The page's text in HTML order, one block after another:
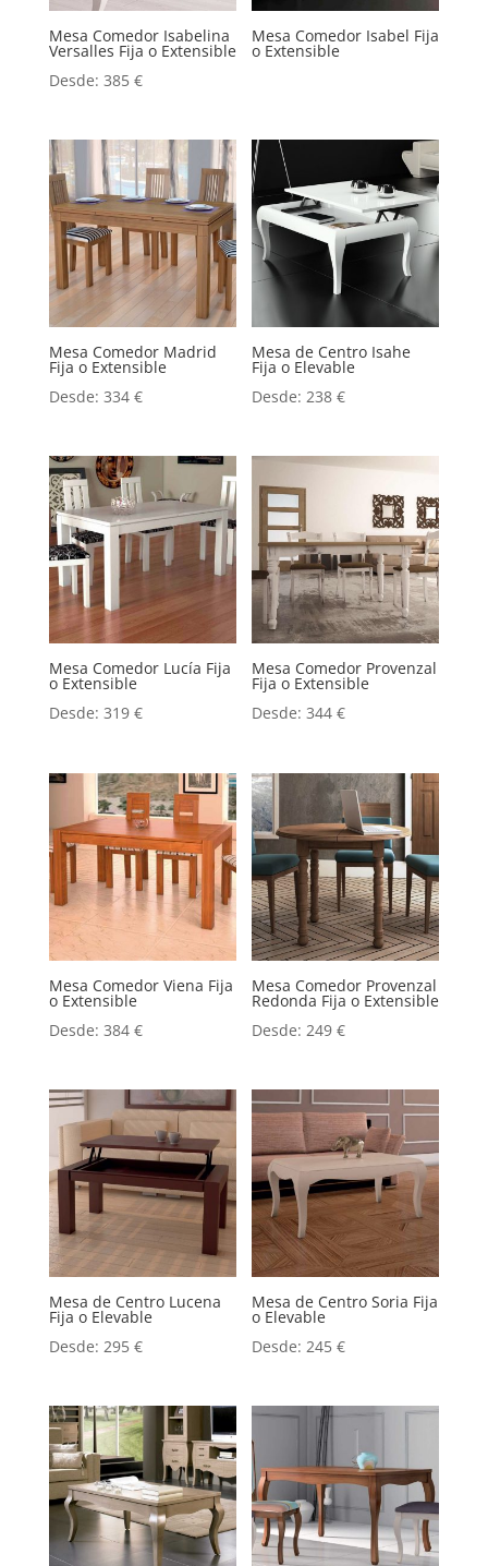
Mesa Comedor Isabelina
Versalles Fija o Extensible
Desde: 385 €
Mesa Comedor Isabel Fija
o Extensible
Mesa Comedor Madrid
Fija o Extensible
Desde: 334 €
Mesa de Centro Isahe
Fija o Elevable
Desde:238€
Mesa Comedor Lucía Fija
o Extensible
Desde: 319 €
Mesa Comedor Provenzal
Fija o Extensible
Desde:344€
Mesa Comedor Viena Fija
o Extensible
Desde: 384 €
Mesa Comedor Provenzal
Redonda Fija o Extensible
Desde: 249€
Mesa de Centro Lucena
Fija o Elevable
Desde: 295 €
Mesa de Centro Soria Fija
o Elevable
Desde: 245€